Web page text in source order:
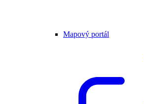
Mapový portál